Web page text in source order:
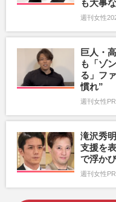
も大事
週刊女性
巨人・
も「ゾ
る」フ
慣れ”
週刊女性
滝沢秀
支援を
で浮か
週刊女性